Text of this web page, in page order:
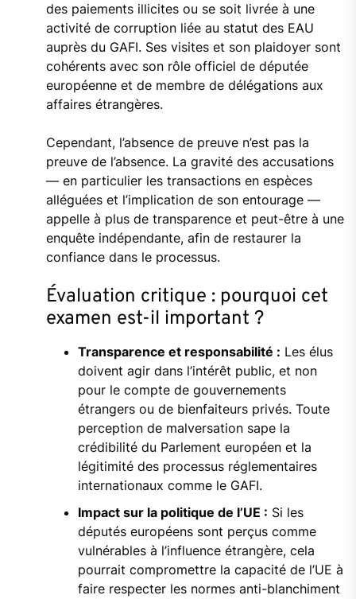
des paiements illicites ou se soit livrée à une
activité de corruption liée au statut des EAU
auprès du GAFI. Ses visites et son plaidoyer sont
cohérents avec son rôle officiel de députée
européenne et de membre de délégations aux
affaires étrangères.
Cependant, l’absence de preuve n’est pas la
preuve de l’absence. La gravité des accusations
— en particulier les transactions en espèces
alléguées et l’implication de son entourage —
appelle à plus de transparence et peut-être à une
enquête indépendante, afin de restaurer la
confiance dans le processus.
Évaluation critique : pourquoi cet
examen est-il important ?
Transparence et responsabilité : Les élus
doivent agir dans l’intérêt public, et non
pour le compte de gouvernements
étrangers ou de bienfaiteurs privés. Toute
perception de malversation sape la
crédibilité du Parlement européen et la
légitimité des processus réglementaires
internationaux comme le GAFI.
Impact sur la politique de l’UE : Si les
députés européens sont perçus comme
vulnérables à l’influence étrangère, cela
pourrait compromettre la capacité de l’UE à
faire respecter les normes anti-blanchiment